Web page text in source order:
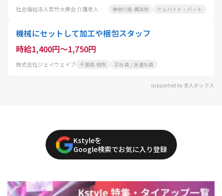
社会福祉法人若竹大寿会 介護老人福祉施設 わかたけ富岡 神奈川県 横浜市 アルバイト・パート
機械にセットして加工や梱包スタッフ
時給1,400円～1,750円
株式会社ジェイウェイブ 千葉県 柏市 正社員 / 派遣社員
supported by 求人ボックス
Kstyleを
Google検索でお気に入り登録